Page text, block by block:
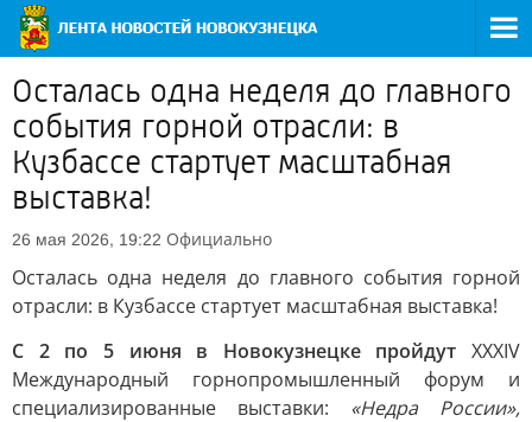
Осталась одна неделя до главного
события горной отрасли: в
Кузбассе стартует масштабная
выставка!
26 мая 2026, 19:22 Официально
Осталась одна неделя до главного события горной
отрасли: в Кузбассе стартует масштабная выставка!
С 2 по 5 июня в Новокузнецке пройдут XXXIV
Международный горнопромышленный форум и
специализированные выставки: «Недра России»,